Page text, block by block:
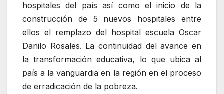
hospitales del país así como el inicio de la
construcción de 5 nuevos hospitales entre
ellos el remplazo del hospital escuela Oscar
Danilo Rosales. La continuidad del avance en
la transformación educativa, lo que ubica al
país a la vanguardia en la región en el proceso
de erradicación de la pobreza.